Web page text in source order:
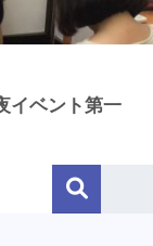
イベント第一